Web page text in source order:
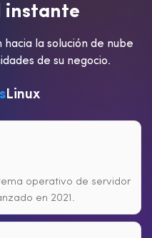
instante
la solución de nube
de su negocio.
Linux
operativo de servidor
en 2021.